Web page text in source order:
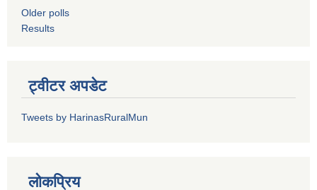
Older polls
Results
ट्वीटर अपडेट
Tweets by HarinasRuralMun
लोकप्रिय